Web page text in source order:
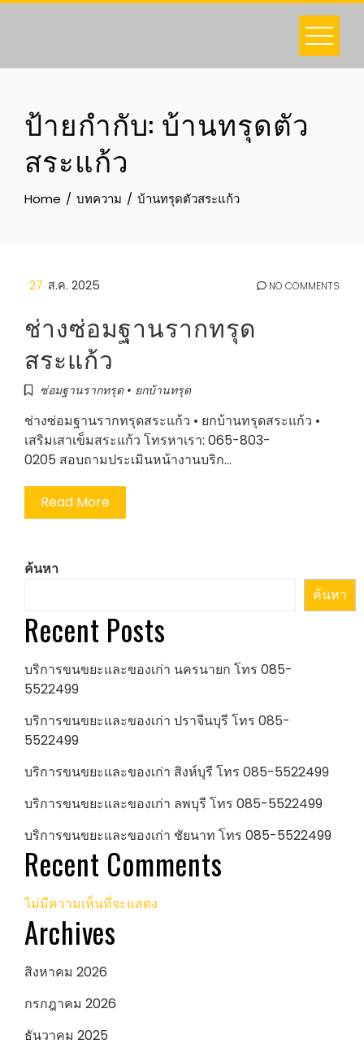
Skip
ป้ายกำกับ: บ้านทรุดตัว
สระแก้ว
Home บทความ บ้านทรุดตัวสระแก้ว
27 ส.ค. 2025 NO COMMENTS
ช่างซ่อมฐานรากทรุด
สระแก้ว
ซ่อมฐานรากทรุด • ยกบ้านทรุด
ช่างซ่อมฐานรากทรุดสระแก้ว • ยกบ้านทรุดสระแก้ว •
เสริมเสาเข็มสระแก้ว โทรหาเรา: 065-803-
0205 สอบถามประเมินหน้างานบริก…
Read More
ค้นหา
ค้นหา
Recent Posts
บริการขนขยะและของเก่า นครนายก โทร 085-
5522499
บริการขนขยะและของเก่า ปราจีนบุรี โทร 085-
5522499
บริการขนขยะและของเก่า สิงห์บุรี โทร 085-5522499
บริการขนขยะและของเก่า ลพบุรี โทร 085-5522499
บริการขนขยะและของเก่า ชัยนาท โทร 085-5522499
Recent Comments
ไม่มีความเห็นที่จะแสดง
Archives
สิงหาคม 2026
กรกฎาคม 2026
ธันวาคม 2025